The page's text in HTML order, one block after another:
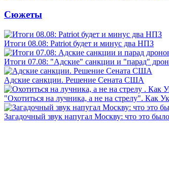
Сюжеты
Итоги 08.08: Patriot будет и минус два НПЗ
Итоги 07.08: "Адские" санкции и "парад"
Адские санкции. Решение Сената США
"Охотиться на лучника, а не на стрелу". Как
Загадочный звук напугал Москву: что это было